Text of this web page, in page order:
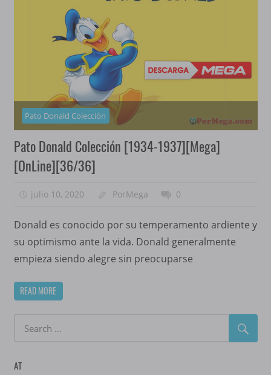
Pato Donald Colección
Pato Donald Colección [1934-1937][Mega]
[OnLine][36/36]
julio 10, 2020 PorMega 0
Donald es conocido por su temperamento ardiente y
su optimismo ante la vida. Donald generalmente
empieza siendo alegre sin preocuparse
READ MORE
AT